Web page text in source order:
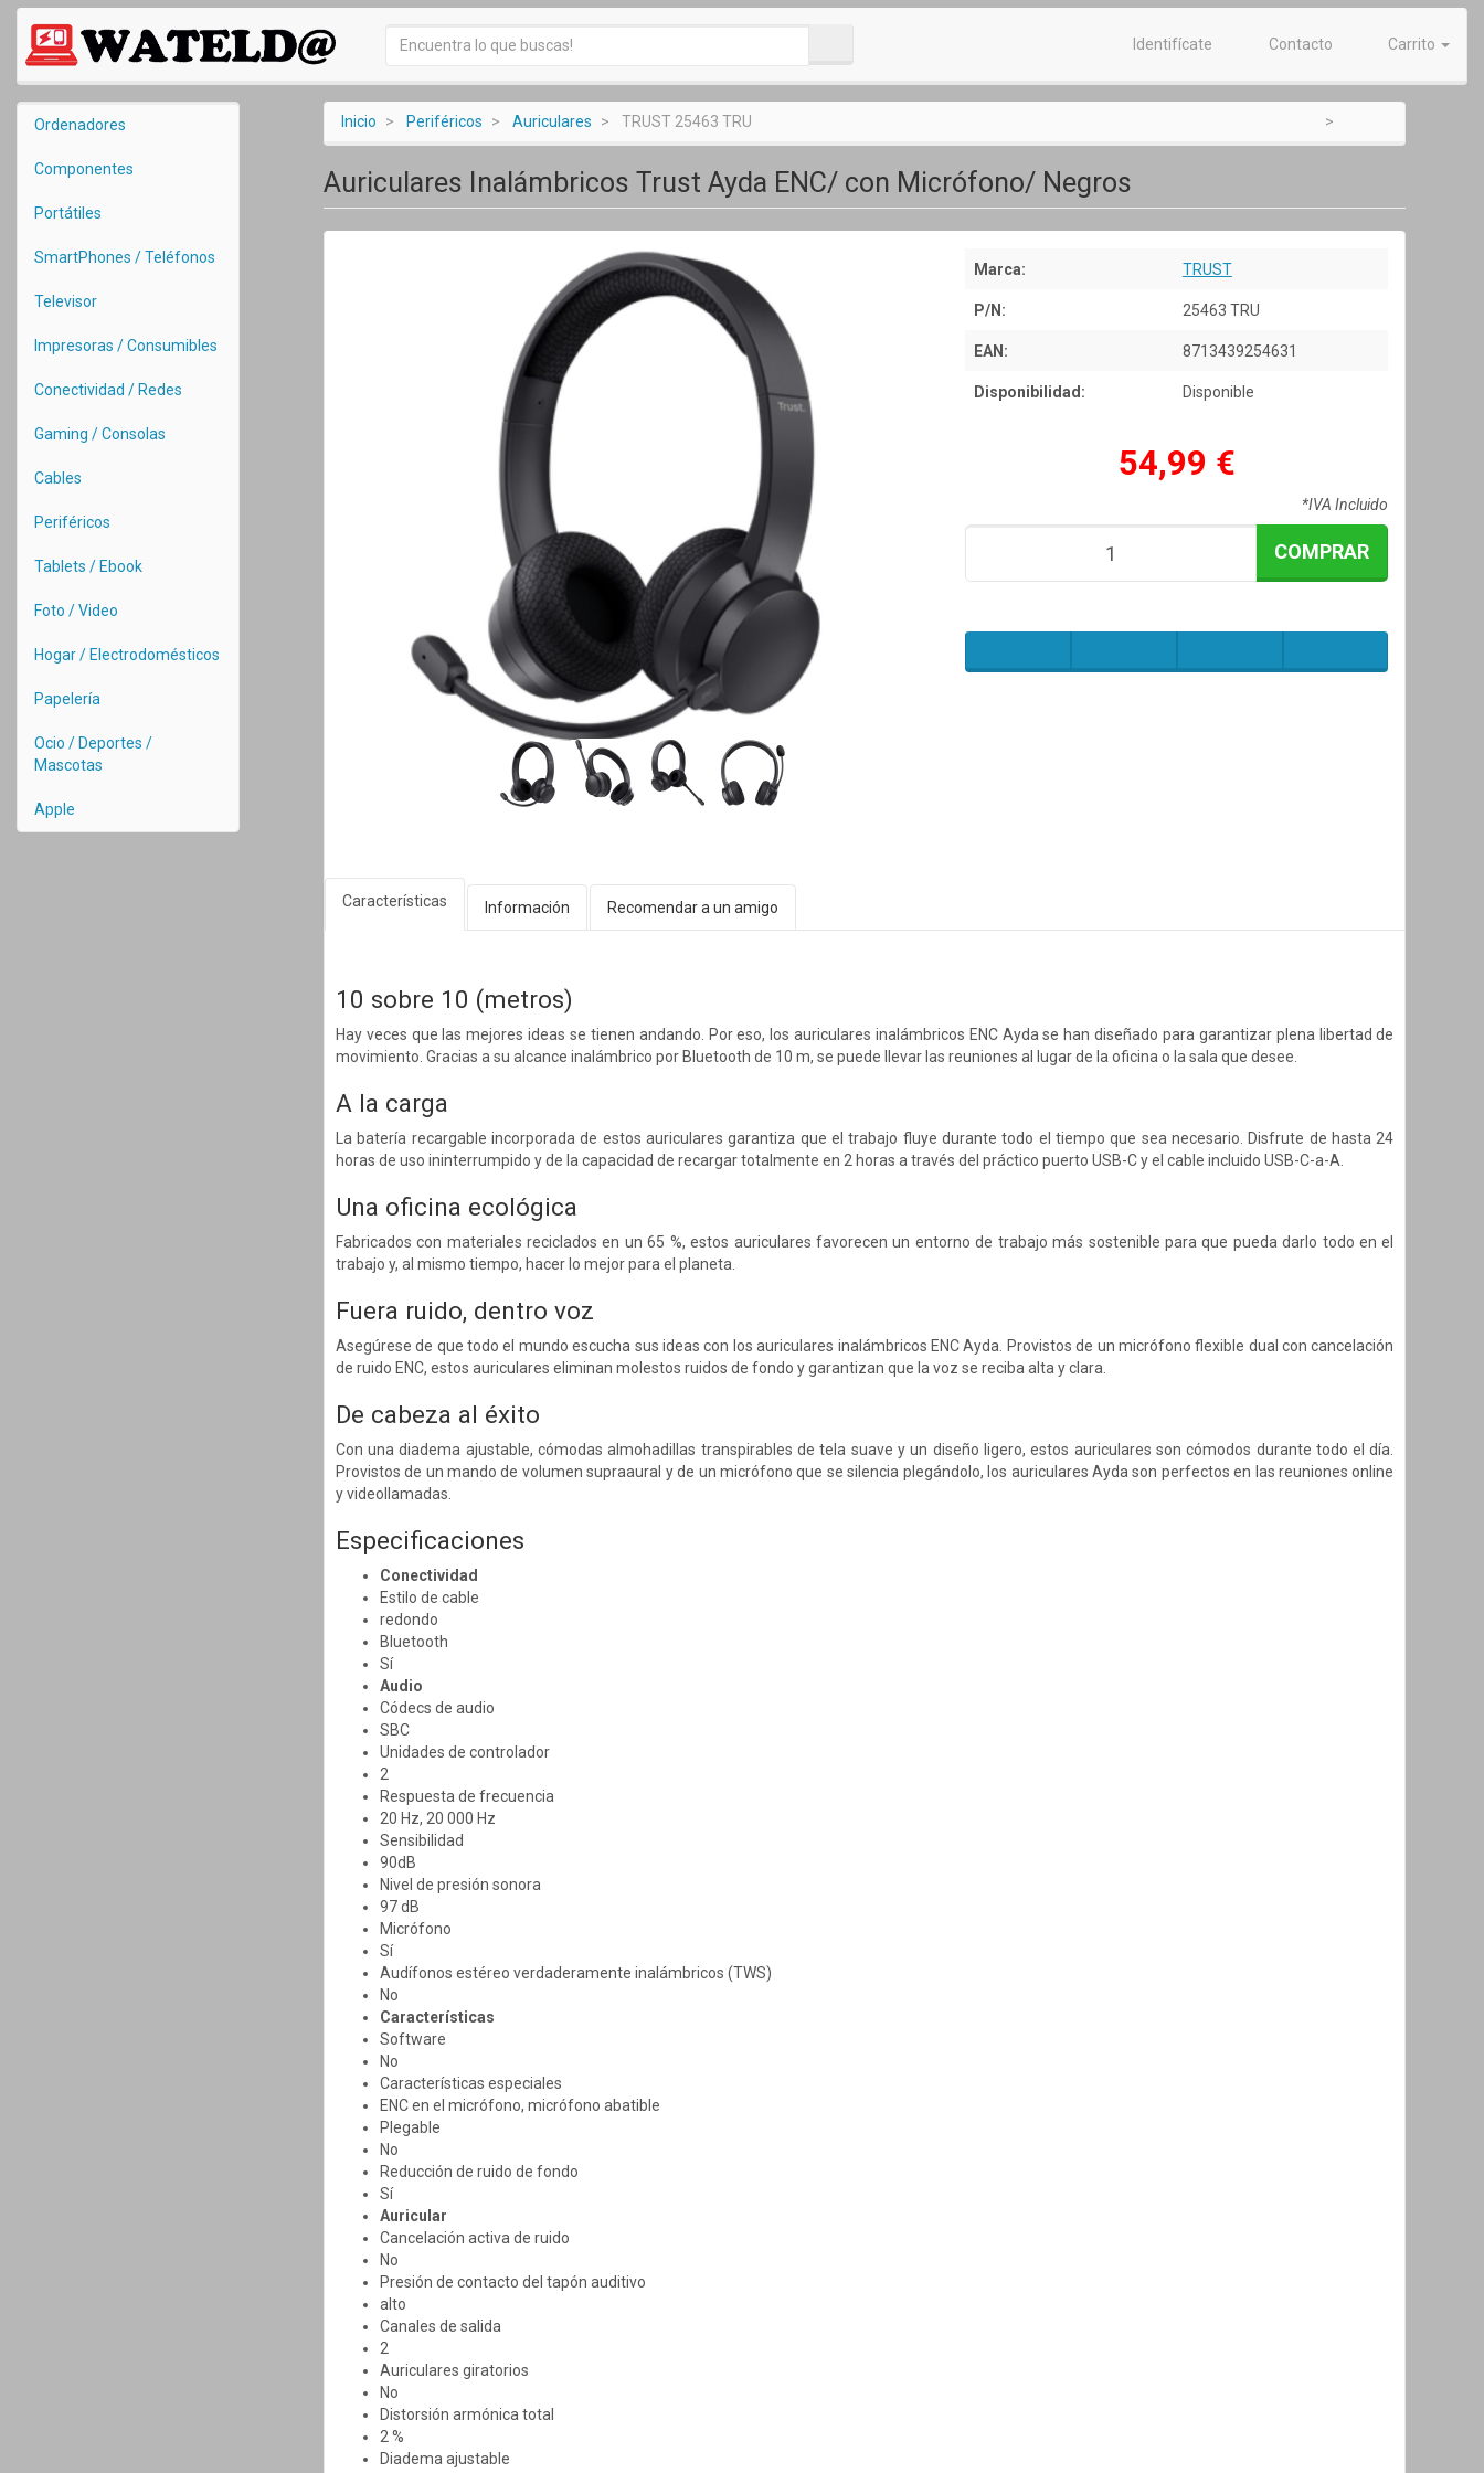
Identifícate Contacto Carrito
Ordenadores
Componentes
Portátiles
SmartPhones / Teléfonos
Televisor
Impresoras / Consumibles
Conectividad / Redes
Gaming / Consolas
Cables
Periféricos
Tablets / Ebook
Foto / Video
Hogar / Electrodomésticos
Papelería
Ocio / Deportes /
Mascotas
Apple
Inicio Periféricos Auriculares TRUST 25463 TRU
Auriculares Inalámbricos Trust Ayda ENC/ con Micrófono/ Negros
Marca: TRUST
P/N: 25463 TRU
EAN: 8713439254631
Disponibilidad: Disponible
54,99 €
*IVA Incluido
COMPRAR
Características Información Recomendar a un amigo
10 sobre 10 (metros)
Hay veces que las mejores ideas se tienen andando. Por eso, los auriculares inalámbricos ENC Ayda se han diseñado para garantizar plena libertad de
movimiento. Gracias a su alcance inalámbrico por Bluetooth de 10 m, se puede llevar las reuniones al lugar de la oficina o la sala que desee.
A la carga
La batería recargable incorporada de estos auriculares garantiza que el trabajo fluye durante todo el tiempo que sea necesario. Disfrute de hasta 24
horas de uso ininterrumpido y de la capacidad de recargar totalmente en 2 horas a través del práctico puerto USB-C y el cable incluido USB-C-a-A.
Una oficina ecológica
Fabricados con materiales reciclados en un 65 %, estos auriculares favorecen un entorno de trabajo más sostenible para que pueda darlo todo en el
trabajo y, al mismo tiempo, hacer lo mejor para el planeta.
Fuera ruido, dentro voz
Asegúrese de que todo el mundo escucha sus ideas con los auriculares inalámbricos ENC Ayda. Provistos de un micrófono flexible dual con cancelación
de ruido ENC, estos auriculares eliminan molestos ruidos de fondo y garantizan que la voz se reciba alta y clara.
De cabeza al éxito
Con una diadema ajustable, cómodas almohadillas transpirables de tela suave y un diseño ligero, estos auriculares son cómodos durante todo el día.
Provistos de un mando de volumen supraaural y de un micrófono que se silencia plegándolo, los auriculares Ayda son perfectos en las reuniones online
y videollamadas.
Especificaciones
Conectividad
Estilo de cable
redondo
Bluetooth
Sí
Audio
Códecs de audio
SBC
Unidades de controlador
2
Respuesta de frecuencia
20 Hz, 20 000 Hz
Sensibilidad
90dB
Nivel de presión sonora
97 dB
Micrófono
Sí
Audífonos estéreo verdaderamente inalámbricos (TWS)
No
Características
Software
No
Características especiales
ENC en el micrófono, micrófono abatible
Plegable
No
Reducción de ruido de fondo
Sí
Auricular
Cancelación activa de ruido
No
Presión de contacto del tapón auditivo
alto
Canales de salida
2
Auriculares giratorios
No
Distorsión armónica total
2 %
Diadema ajustable